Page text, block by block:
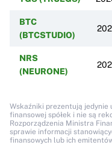
BTC
(BTCSTUDIO)
NRS
(NEURONE)
Wskaźniki prezentują jedynie
finansowej spółek i nie są
Rozporządzenia Ministra
sprawie informacji
finansowych lub ich